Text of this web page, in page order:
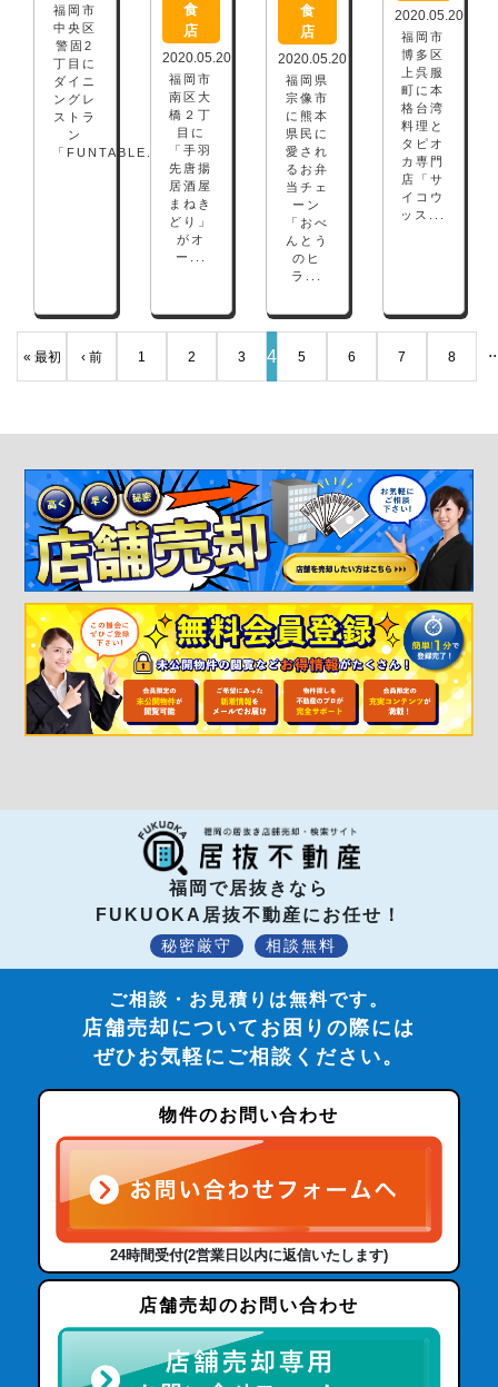
福岡市
中央区
警固2
丁目に
ダイニ
ングレ
ストラ
ン
「FUNTABLE...
食
店
2020.05.20
福岡市
南区大
橋２丁
目に
「手羽
先唐揚
居酒屋
まねき
どり」
がオ
ー...
食
店
2020.05.20
福岡県
宗像市
に熊本
県民に
愛され
るお弁
当チェ
ーン
「おべ
んとう
のヒ
ラ...
2020.05.20
福岡市
博多区
上呉服
町に本
格台湾
料理と
タピオ
カ専門
店「サ
イコウ
ッス...
« 最初 ‹ 前 1 2 3 4 5 6 7 8
福岡で居抜きなら
FUKUOKA居抜不動産にお任せ！
秘密厳守 相談無料
ご相談・お見積りは無料です。
店舗売却についてお困りの際には
ぜひお気軽にご相談ください。
物件のお問い合わせ
24時間受付(2営業日以内に返信いたします)
店舗売却のお問い合わせ